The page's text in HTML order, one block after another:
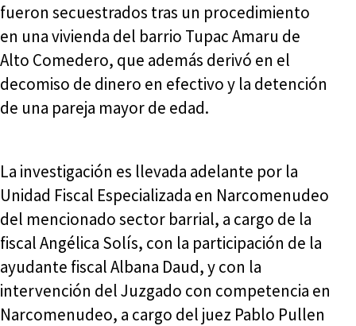
fueron secuestrados tras un procedimiento
en una vivienda del barrio Tupac Amaru de
Alto Comedero, que además derivó en el
decomiso de dinero en efectivo y la detención
de una pareja mayor de edad.
La investigación es llevada adelante por la
Unidad Fiscal Especializada en Narcomenudeo
del mencionado sector barrial, a cargo de la
fiscal Angélica Solís, con la participación de la
ayudante fiscal Albana Daud, y con la
intervención del Juzgado con competencia en
Narcomenudeo, a cargo del juez Pablo Pullen